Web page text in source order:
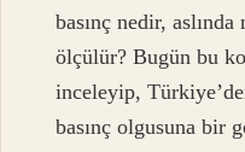
basınç nedir,
ölçülür? Bugün bu
inceleyip,
basınç olgusuna bir